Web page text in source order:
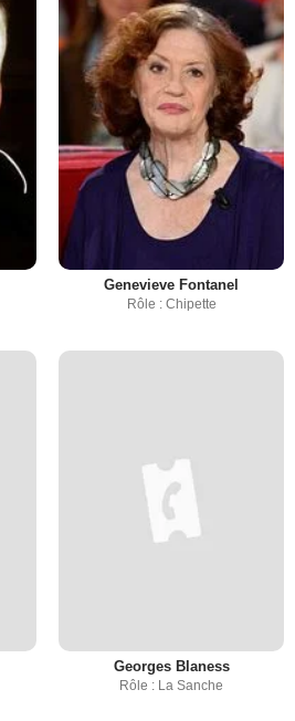
Genevieve Fontanel
Rôle : Chipette
Georges Blaness
Rôle : La Sanche